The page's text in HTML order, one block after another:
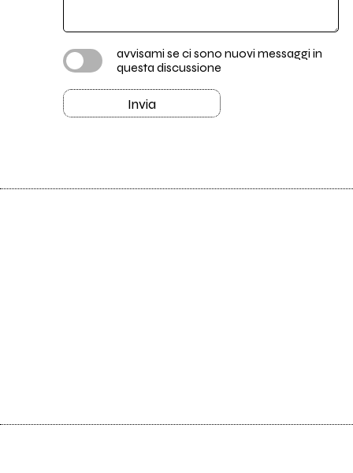
avvisami se ci sono nuovi messaggi in
questa discussione
Invia